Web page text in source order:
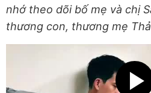
nhớ theo dõi bố mẹ và chị
thương con, thương mẹ